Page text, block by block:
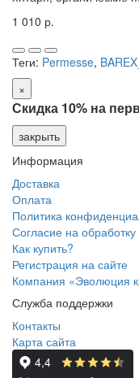
1 010 р.
Теги: Permesse,
×
Скидка 10% на
закрыть
Информация
Доставка
Оплата
Политика
Согласие на
Как купить?
Регистрация на сайте
Компания «Эволюция
Служба поддержки
Контакты
Карта сайта